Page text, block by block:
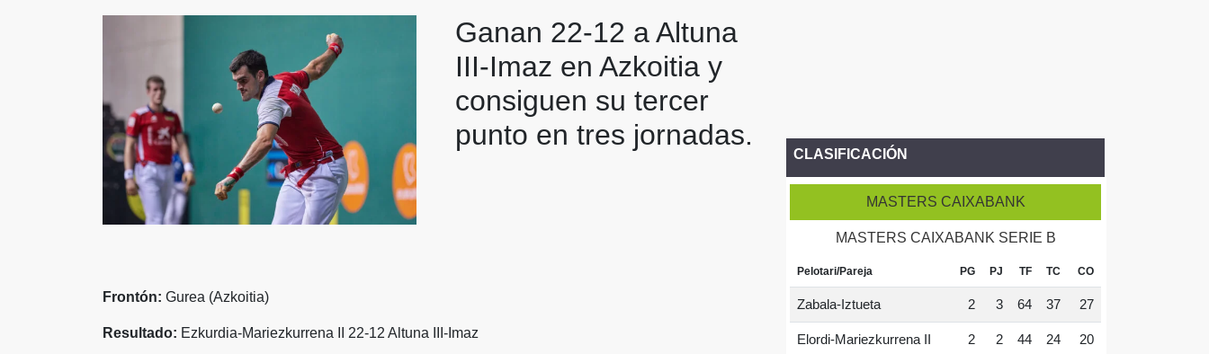
Ganan 22-12 a Altuna
III-Imaz en Azkoitia y
consiguen su tercer
punto en tres jornadas.
Frontón: Gurea (Azkoitia)
Resultado: Ezkurdia-Mariezkurrena II 22-12 Altuna III-Imaz
CLASIFICACIÓN
MASTERS CAIXABANK
MASTERS CAIXABANK SERIE B
Pelotari/Pareja PG PJ TF TC CO
Zabala-Iztueta 2 3 64 37 27
Elordi-Mariezkurrena II 2 2 44 24 20